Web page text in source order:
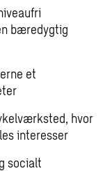
bæredygtig
et
hvor
interesser
socialt